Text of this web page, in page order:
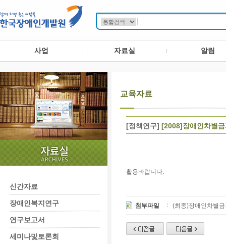
사업 자료실 알림
신간자료
장애인복지연구
연구보고서
세미나및토론회
교육자료
[정책연구] [2008]장애인차별
활용바랍니다.
첨부파일 (최종)장애인차별